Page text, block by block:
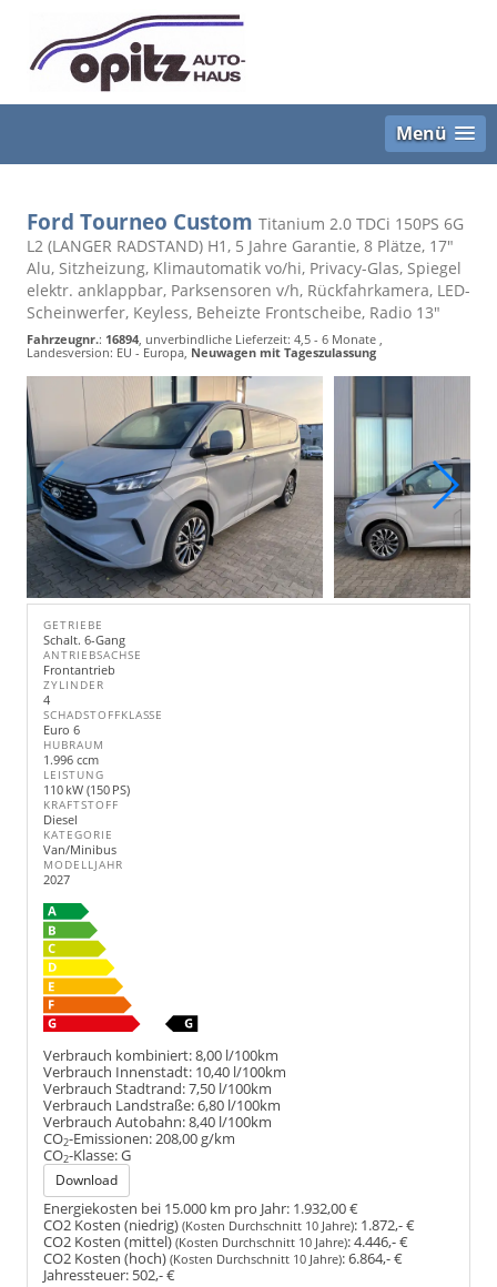
Menü
Ford Tourneo Custom Titanium 2.0 TDCi 150PS 6G
L2 (LANGER RADSTAND) H1, 5 Jahre Garantie, 8 Plätze, 17"
Alu, Sitzheizung, Klimautomatik vo/hi, Privacy-Glas, Spiegel
elektr. anklappbar, Parksensoren v/h, Rückfahrkamera, LED-
Scheinwerfer, Keyless, Beheizte Frontscheibe, Radio 13"
Fahrzeugnr.: 16894, unverbindliche Lieferzeit: 4,5 - 6 Monate ,
Landesversion: EU - Europa, Neuwagen mit Tageszulassung
GETRIEBE
Schalt. 6-Gang
ANTRIEBSACHSE
Frontantrieb
ZYLINDER
4
SCHADSTOFFKLASSE
Euro 6
HUBRAUM
1.996 ccm
LEISTUNG
110 kW (150 PS)
KRAFTSTOFF
Diesel
KATEGORIE
Van/Minibus
MODELLJAHR
2027
Verbrauch kombiniert:8,00 l/100km
Verbrauch Innenstadt: 10,40 l/100km
Verbrauch Stadtrand:7,50 l/100km
Verbrauch Landstraße:6,80 l/100km
Verbrauch Autobahn:8,40 l/100km
CO2-Emissionen:208,00 g/km
CO2-Klasse:G
Download
Energiekosten bei 15.000 km pro Jahr: 1.932,00 €
CO2 Kosten (niedrig) (Kosten Durchschnitt 10 Jahre): 1.872,- €
CO2 Kosten (mittel) (Kosten Durchschnitt 10 Jahre):4.446,- €
CO2 Kosten (hoch) (Kosten Durchschnitt 10 Jahre):6.864,- €
Jahressteuer: 502,- €